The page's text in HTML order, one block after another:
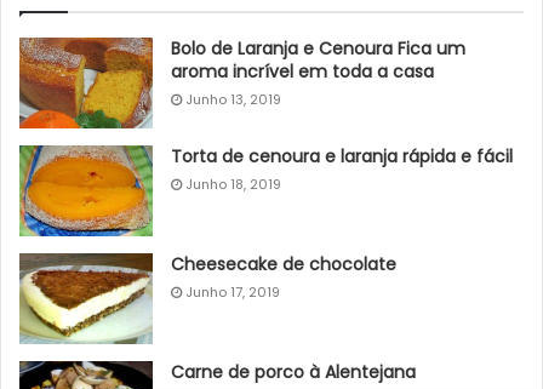
Bolo de Laranja e Cenoura Fica um
aroma incrível em toda a casa
Junho 13, 2019
Torta de cenoura e laranja rápida e fácil
Junho 18, 2019
Cheesecake de chocolate
Junho 17, 2019
Carne de porco à Alentejana